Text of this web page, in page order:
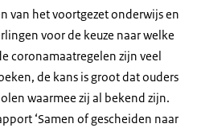
van het voortgezet onderwijs en
voor de keuze naar welke
coronamaatregelen zijn veel
de kans is groot dat ouders
waarmee zij al bekend zijn.
‘Samen of gescheiden naar